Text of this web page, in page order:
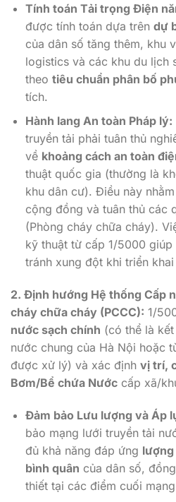
Tính toán Tải trọng Điện
được tính toán dựa trên dự
của dân số tăng thêm, khu
logistics và các khu du lịch
theo tiêu chuẩn phân bố
tích.
Hành lang An toàn Pháp lý:
truyền tải phải tuân thủ
về khoảng cách an toàn
thuật quốc gia (thường là
khu dân cư). Điều này
cộng đồng và tuân thủ các
(Phòng cháy chữa cháy).
kỹ thuật từ cấp 1/5000
tránh xung đột khi triển
2. Định hướng Hệ thống Cấp
cháy chữa cháy (PCCC): 1/
nước sạch chính (có thể là
nước chung của Hà Nội hoặc
được xử lý) và xác định vị trí,
Bơm/Bể chứa Nước cấp xã/
Đảm bảo Lưu lượng và Áp
bảo mạng lưới truyền tải
đủ khả năng đáp ứng
bình quân của dân số,
thiết tại các điểm cuối